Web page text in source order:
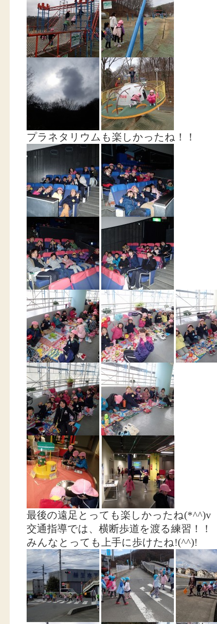
プラネタリウムも楽しかったね！！
最後の遠足とっても楽しかったね(*^^)v
交通指導では、横断歩道を渡る練習！！
みんなとっても上手に歩けたね!(^^)!